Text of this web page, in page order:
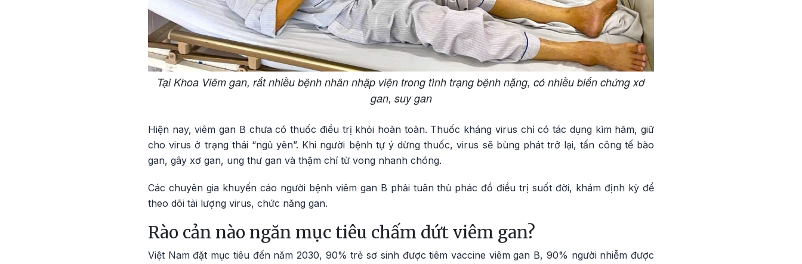
Tại Khoa Viêm gan, rất nhiều bệnh nhân nhập viện trong tình trạng bệnh nặng, có nhiều biến chứng xơ
gan, suy gan
Hiện nay, viêm gan B chưa có thuốc điều trị khỏi hoàn toàn. Thuốc kháng virus chỉ có tác dụng kìm hãm, giữ
cho virus ở trạng thái “ngủ yên”. Khi người bệnh tự ý dừng thuốc, virus sẽ bùng phát trở lại, tấn công tế bào
gan, gây xơ gan, ung thư gan và thậm chí tử vong nhanh chóng.
Các chuyên gia khuyến cáo người bệnh viêm gan B phải tuân thủ phác đồ điều trị suốt đời, khám định kỳ để
theo dõi tải lượng virus, chức năng gan.
Rào cản nào ngăn mục tiêu chấm dứt viêm gan?
Việt Nam đặt mục tiêu đến năm 2030, 90% trẻ sơ sinh được tiêm vaccine viêm gan B, 90% người nhiễm được